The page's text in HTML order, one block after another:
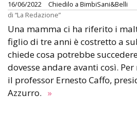
16/06/2022
Chiedilo a BimbiSani&Belli
di “La Redazione”
Una mamma ci ha riferito i
figlio di tre anni è costretto a
chiede cosa potrebbe
dovesse andare avanti così.
il professor Ernesto Caffo,
Azzurro. »